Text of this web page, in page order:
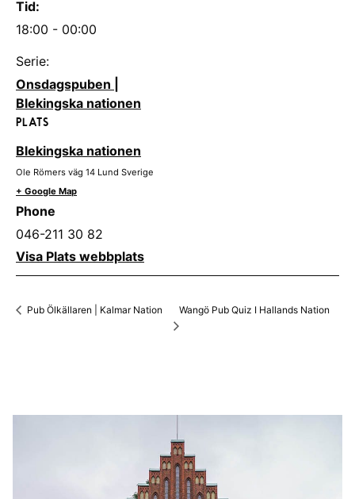
Tid:
18:00 - 00:00
Serie:
Onsdagspuben |
Blekingska nationen
PLATS
Blekingska nationen
Ole Römers väg 14 Lund Sverige
+ Google Map
Phone
046-211 30 82
Visa Plats webbplats
Pub Ölkällaren | Kalmar Nation Wangö Pub Quiz I Hallands Nation